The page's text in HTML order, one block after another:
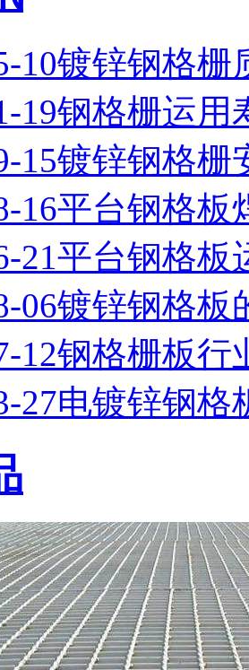
10镀锌钢格栅
19钢格栅运用
15镀锌钢格栅
16平台钢格板
21平台钢格板
06镀锌钢格板
12钢格栅板行
27电镀锌钢格